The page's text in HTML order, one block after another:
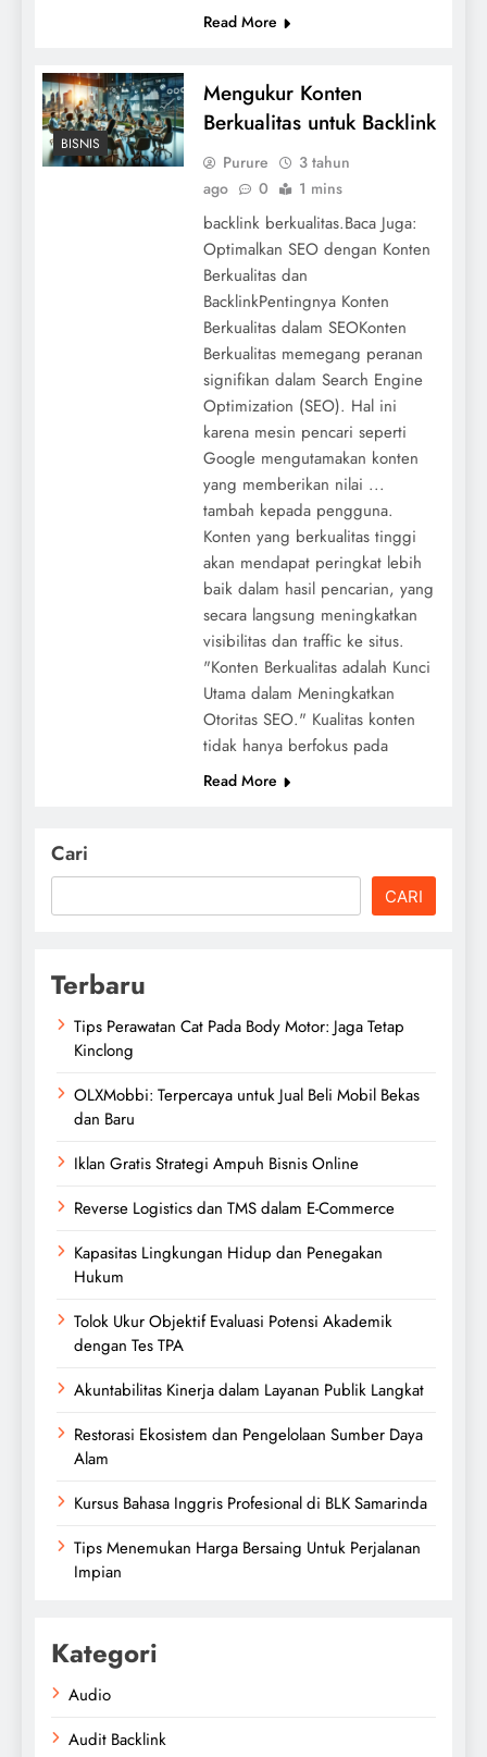
Read More
BISNIS
Mengukur Konten
Berkualitas untuk Backlink
Purure
3 tahun
ago
0 1 mins
backlink berkualitas.Baca Juga:
Optimalkan SEO dengan Konten
Berkualitas dan
BacklinkPentingnya Konten
Berkualitas dalam SEOKonten
Berkualitas memegang peranan
signifikan dalam Search Engine
Optimization (SEO). Hal ini
karena mesin pencari seperti
Google mengutamakan konten
yang memberikan nilai ...
tambah kepada pengguna.
Konten yang berkualitas tinggi
akan mendapat peringkat lebih
baik dalam hasil pencarian, yang
secara langsung meningkatkan
visibilitas dan traffic ke situs.
"Konten Berkualitas adalah Kunci
Utama dalam Meningkatkan
Otoritas SEO." Kualitas konten
tidak hanya berfokus pada
Read More
Cari
CARI
Terbaru
Tips Perawatan Cat Pada Body Motor: Jaga Tetap
Kinclong
OLXMobbi: Terpercaya untuk Jual Beli Mobil Bekas
dan Baru
Iklan Gratis Strategi Ampuh Bisnis Online
Reverse Logistics dan TMS dalam E-Commerce
Kapasitas Lingkungan Hidup dan Penegakan
Hukum
Tolok Ukur Objektif Evaluasi Potensi Akademik
dengan Tes TPA
Akuntabilitas Kinerja dalam Layanan Publik Langkat
Restorasi Ekosistem dan Pengelolaan Sumber Daya
Alam
Kursus Bahasa Inggris Profesional di BLK Samarinda
Tips Menemukan Harga Bersaing Untuk Perjalanan
Impian
Kategori
Audio
Audit Backlink